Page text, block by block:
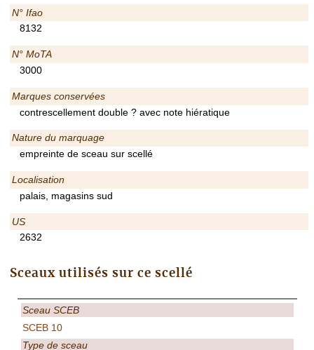
N° Ifao
8132
N° MoTA
3000
Marques conservées
contrescellement double ? avec note hiératique
Nature du marquage
empreinte de sceau sur scellé
Localisation
palais, magasins sud
US
2632
Sceaux utilisés sur ce scellé
Sceau SCEB
SCEB 10
Type de sceau